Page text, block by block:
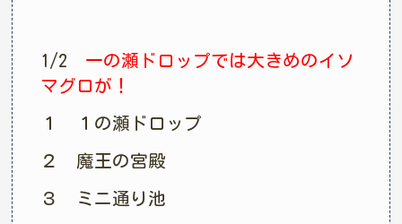
1/2 一の瀬ドロップでは大きめのイソ
マグロが！
１ １の瀬ドロップ
２ 魔王の宮殿
３ ミニ通り池